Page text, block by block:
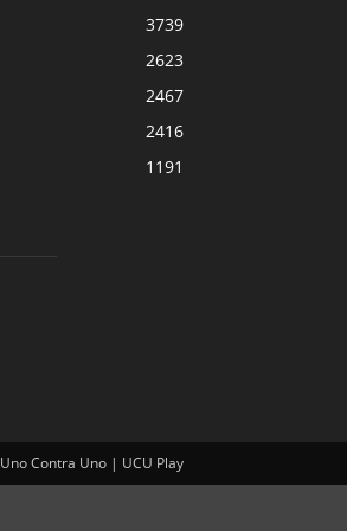
3739
2623
2467
2416
1191
Uno Contra Uno | UCU Play